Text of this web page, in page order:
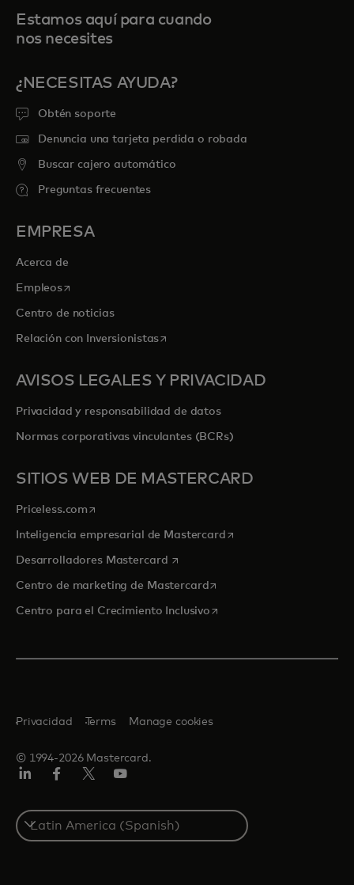
Estamos aquí para cuando
nos necesites
¿NECESITAS AYUDA?
Obtén soporte
Denuncia una tarjeta perdida o robada
Buscar cajero automático
Preguntas frecuentes
EMPRESA
Acerca de
Empleosse abre en una pestaña nueva
Centro de noticias
Relación con Inversionistasse abre en una pestaña nueva
AVISOS LEGALES Y PRIVACIDAD
Privacidad y responsabilidad de datos
Normas corporativas vinculantes (BCRs)
SITIOS WEB DE MASTERCARD
Priceless.com se abre en una pestaña nueva
Inteligencia empresarial de Mastercardse abre en una pestaña
Desarrolladores Mastercard se abre en una pestaña nueva
Centro de marketing de Mastercardse abre en una pestaña
Centro para el Crecimiento Inclusivose abre en una pestaña
© 1994-2026 Mastercard.
Privacidad Terms Manage cookies
Select
a
country